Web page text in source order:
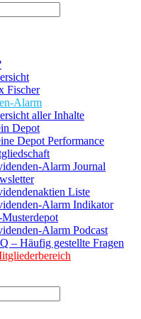
Fischer
Alarm
aller Inhalte
Depot
Depot Performance
Alarm Journal
Liste
Alarm Indikator
Alarm Podcast
– Häufig gestellte Fragen